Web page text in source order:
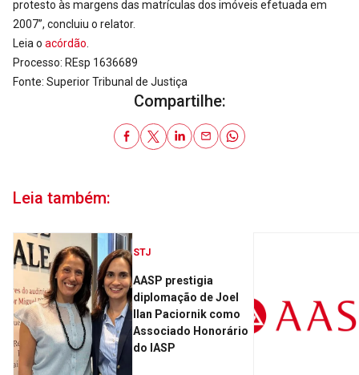
protesto às margens das matrículas dos imóveis efetuada em
2007”, concluiu o relator.
Leia o acórdão
Processo: REsp 1636689
Fonte: Superior Tribunal de Justiça
Compartilhe:
Leia também:
STJ
AASP prestigia
diplomação de Joel
Ilan Paciornik como
Associado Honorário
do IASP